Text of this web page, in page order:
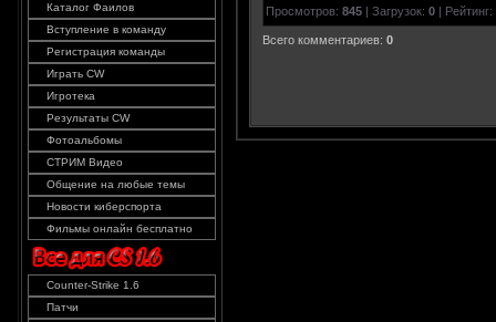
Каталог Фаилов
Вступление в команду
Регистрация команды
Играть CW
Игротека
Результаты CW
Фотоальбомы
СТРИМ Видео
Общение на любые темы
Новости киберспорта
Фильмы онлайн бесплатно
Counter-Strike 1.6
Патчи
Просмотров: 845 | Загрузок: 0 | Рейтинг:
Всего комментариев: 0